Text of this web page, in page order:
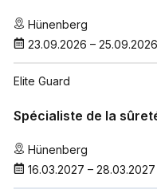
Hünenberg
23.09.2026 – 25.09.2026
Elite Guard
Spécialiste de la
Hünenberg
16.03.2027 – 28.03.2027